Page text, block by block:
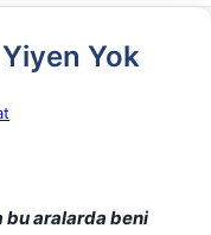
Yok
bu aralarda beni